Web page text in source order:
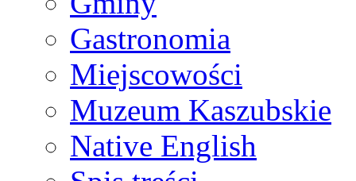
Gastronomia
Miejscowości
Muzeum Kaszubskie
Native English